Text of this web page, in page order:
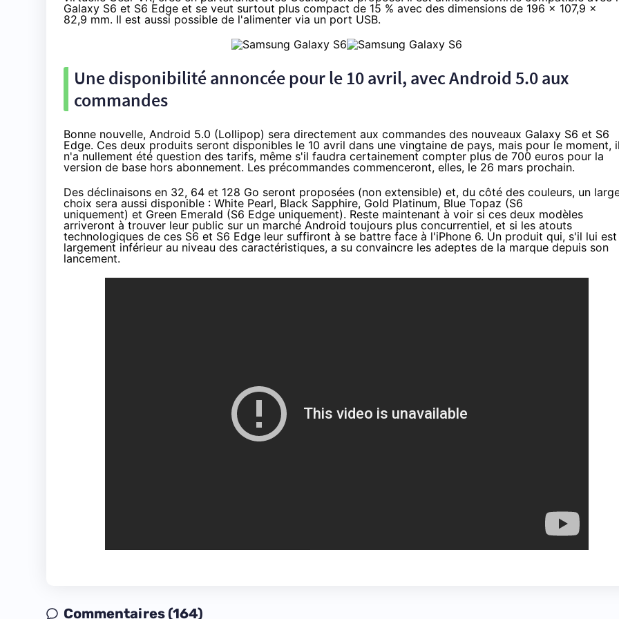
Galaxy S6 et S6 Edge et se veut surtout plus compact de 15 % avec des dimensions de 196 x 107,9 x
82,9 mm. Il est aussi possible de l'alimenter via un port USB.
Une disponibilité annoncée pour le 10 avril, avecAndroid 5.0aux
commandes
Bonne nouvelle, Android 5.0 (Lollipop) sera directement aux commandes des nouveaux Galaxy S6 et S6
Edge. Ces deux produits seront disponibles le 10 avril dans une vingtaine de pays, mais pour le moment,
n'a nullement été question des tarifs, même s'il faudra certainement compter plus de 700 euros pour la
version de base hors abonnement. Les précommandes commenceront, elles, le 26 mars prochain.
Des déclinaisons en 32, 64 et 128 Go seront proposées (non extensible) et, du côté des couleurs, un
choix sera aussi disponible : White Pearl, Black Sapphire, Gold Platinum, Blue Topaz (S6
uniquement) et Green Emerald (S6 Edge uniquement). Reste maintenant à voir si ces deux modèles
arriveront à trouver leur public sur un marché Android toujours plus concurrentiel, et si les atouts
technologiques de ces S6 et S6 Edge leur suffiront à se battre face à l'iPhone 6. Un produit qui, s'il lui est
largement inférieur au niveau des caractéristiques, a su convaincre les adeptes de la marque depuis son
lancement.
Commentaires (164)